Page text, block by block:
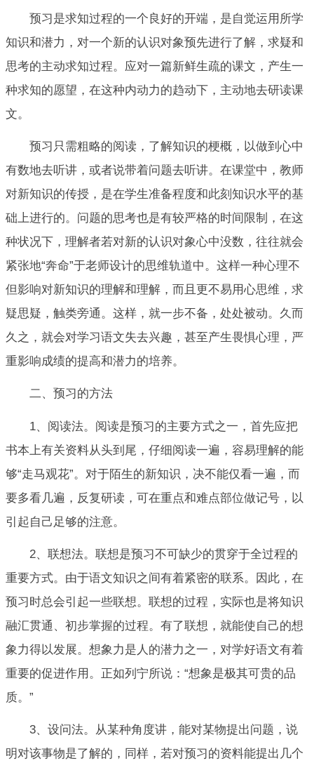
预习是求知过程的一个良好的开端，是自觉运用所学
知识和潜力，对一个新的认识对象预先进行了解，求疑和
思考的主动求知过程。应对一篇新鲜生疏的课文，产生一
种求知的愿望，在这种内动力的趋动下，主动地去研读课
文。
预习只需粗略的阅读，了解知识的梗概，以做到心中
有数地去听讲，或者说带着问题去听讲。在课堂中，教师
对新知识的传授，是在学生准备程度和此刻知识水平的基
础上进行的。问题的思考也是有较严格的时间限制，在这
种状况下，理解者若对新的认识对象心中没数，往往就会
紧张地“奔命”于老师设计的思维轨道中。这样一种心理不
但影响对新知识的理解和理解，而且更不易用心思维，求
疑思疑，触类旁通。这样，就一步不备，处处被动。久而
久之，就会对学习语文失去兴趣，甚至产生畏惧心理，严
重影响成绩的提高和潜力的培养。
二、预习的方法
1、阅读法。阅读是预习的主要方式之一，首先应把
书本上有关资料从头到尾，仔细阅读一遍，容易理解的能
够“走马观花”。对于陌生的新知识，决不能仅看一遍，而
要多看几遍，反复研读，可在重点和难点部位做记号，以
引起自己足够的注意。
2、联想法。联想是预习不可缺少的贯穿于全过程的
重要方式。由于语文知识之间有着紧密的联系。因此，在
预习时总会引起一些联想。联想的过程，实际也是将知识
融汇贯通、初步掌握的过程。有了联想，就能使自己的想
象力得以发展。想象力是人的潜力之一，对学好语文有着
重要的促进作用。正如列宁所说：“想象是极其可贵的品
质。”
3、设问法。从某种角度讲，能对某物提出问题，说
明对该事物是了解的，同样，若对预习的资料能提出几个